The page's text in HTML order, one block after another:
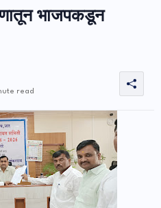
भाजपकडून
read